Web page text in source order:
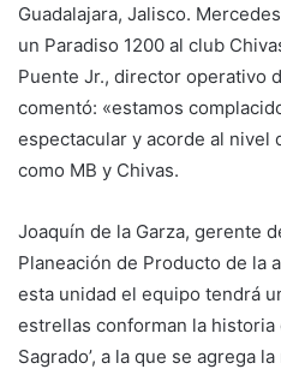
Guadalajara, Jalisco.
un Paradiso 1200 al club
Puente Jr., director operativo
comentó: «estamos
espectacular y acorde al nivel
como MB y Chivas.
Joaquín de la Garza, gerente
Planeación de Producto de la
esta unidad el equipo tendrá
estrellas conforman la historia
Sagrado’, a la que se agrega